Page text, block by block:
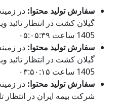
سفارش تولید محتوا: در
1405 ساعت ۰۵:۰۵:۳۹
سفارش تولید محتوا: در
1405 ساعت ۰۳:۵۰:۱۵
سفارش تولید محتوا: در